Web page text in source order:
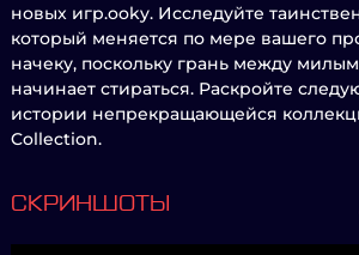
новых игр.ooky. Исследуйте
который меняется по мере вашего
начеку, поскольку грань между
начинает стираться. Раскройте
истории непрекращающейся
Collection.
СКРИНШОТЫ